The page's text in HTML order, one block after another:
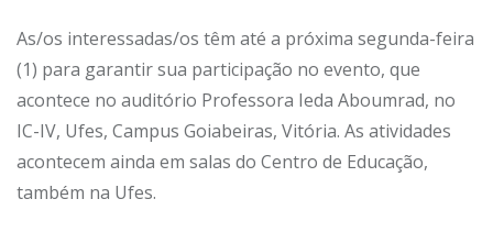
As/os interessadas/os têm até a próxima segunda-feira
(1) para garantir sua participação no evento, que
acontece no auditório Professora Ieda Aboumrad, no
IC-IV, Ufes, Campus Goiabeiras, Vitória. As atividades
acontecem ainda em salas do Centro de Educação,
também na Ufes.